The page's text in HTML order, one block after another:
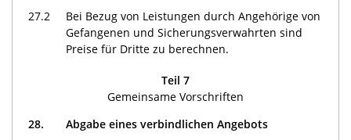
27.2
Bei Bezug von Leistungen durch Angehörige von
Gefangenen und Sicherungsverwahrten sind
Preise für Dritte zu berechnen.
Teil 7
Gemeinsame Vorschriften
28.
Abgabe eines verbindlichen Angebots